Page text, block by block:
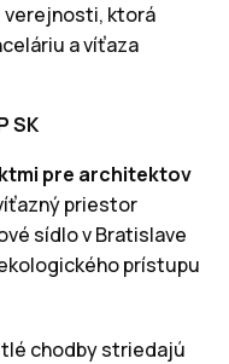
verejnosti, ktorá
a víťaza
SK
pre architektov
priestor
sídlo v Bratislave
prístupu
chodby striedajú